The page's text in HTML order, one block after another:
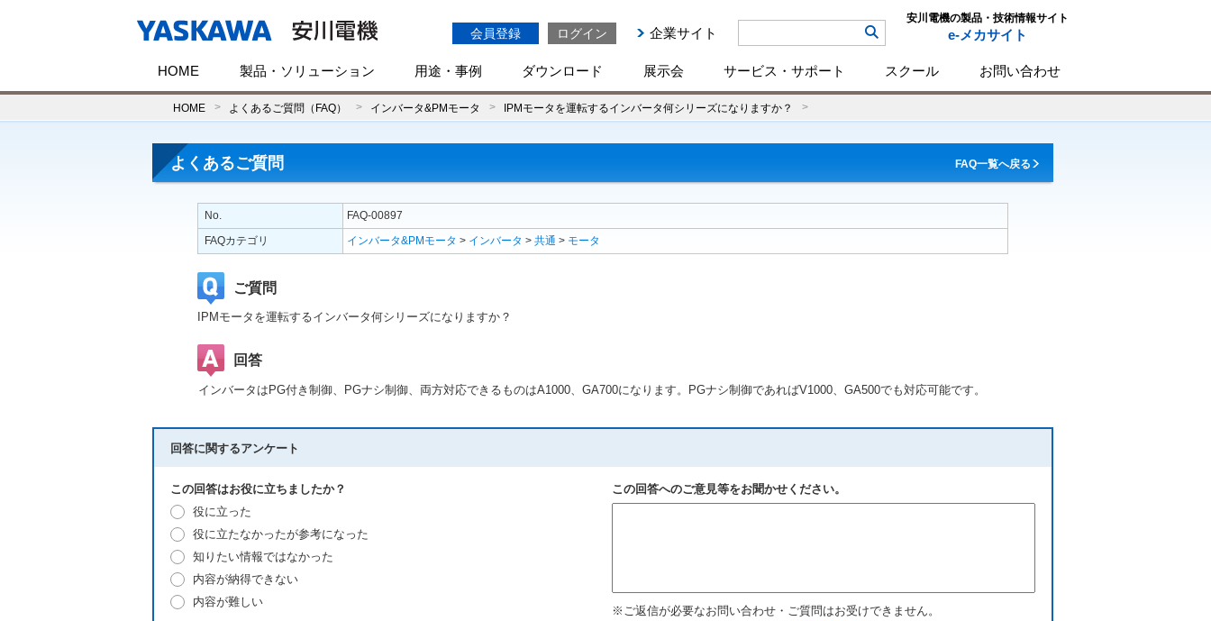
会員登録 ログイン 企業サイト
安川電機の製品・技術情報サイト
e-メカサイト
HOME 製品・ソリューション 用途・事例 ダウンロード 展示会 サービス・サポート スクール お問い合わせ
HOME よくあるご質問（FAQ） インバータ&PMモータ IPMモータを運転するインバータ何シリーズになりますか？
よくあるご質問 FAQ一覧へ戻る
No.
FAQ-00897
FAQカテゴリ
インバータ&PMモータ > インバータ > 共通 > モータ
ご質問
IPMモータを運転するインバータ何シリーズになりますか？
回答
インバータはPG付き制御、PGナシ制御、両方対応できるものはA1000、GA700になります。PGナシ制御であればV1000、GA500でも対応可能です。
回答に関するアンケート
この回答はお役に立ちましたか？
役に立った
役に立たなかったが参考になった
知りたい情報ではなかった
内容が納得できない
内容が難しい
この回答へのご意見等をお聞かせください。
※ご返信が必要なお問い合わせ・ご質問はお受けできません。